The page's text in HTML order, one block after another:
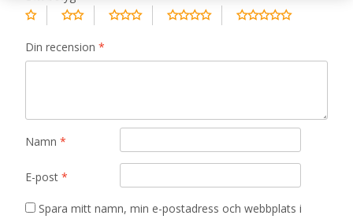
Din recension *
Namn *
E-post *
Spara mitt namn, min e-postadress och webbplats i